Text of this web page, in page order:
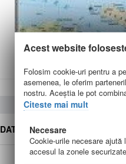
DATE TEHNICE
Acest website
Folosim cookie-uri pentru a
asemenea, le oferim
nostru. Aceștia le pot
Citeste mai mult
Necesare
Cookie-urile necesare
accesul la zonele